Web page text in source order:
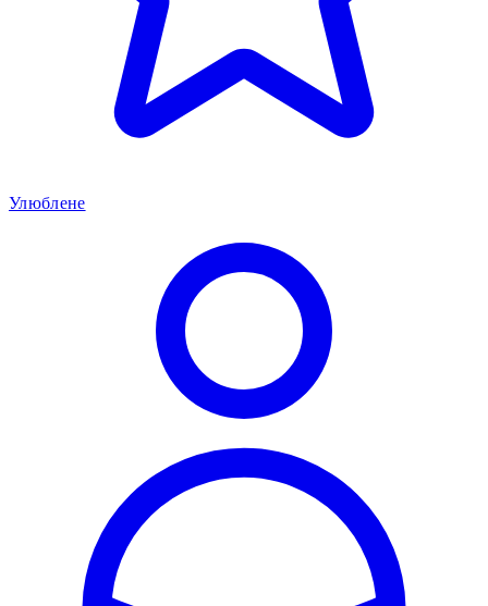
Улюблене